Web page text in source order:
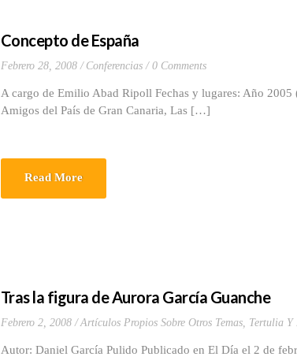
Concepto de España
Febrero 28, 2008 Conferencias 0 Comments
A cargo de Emilio Abad Ripoll Fechas y lugares: Año
Amigos del País de Gran Canaria, Las […]
Read More
Tras la figura de Aurora García Guanche
Febrero 2, 2008 Artículos Propios Sobre Otros Temas, Tertulia Y
Autor: Daniel García Pulido Publicado en El Día el 2 de